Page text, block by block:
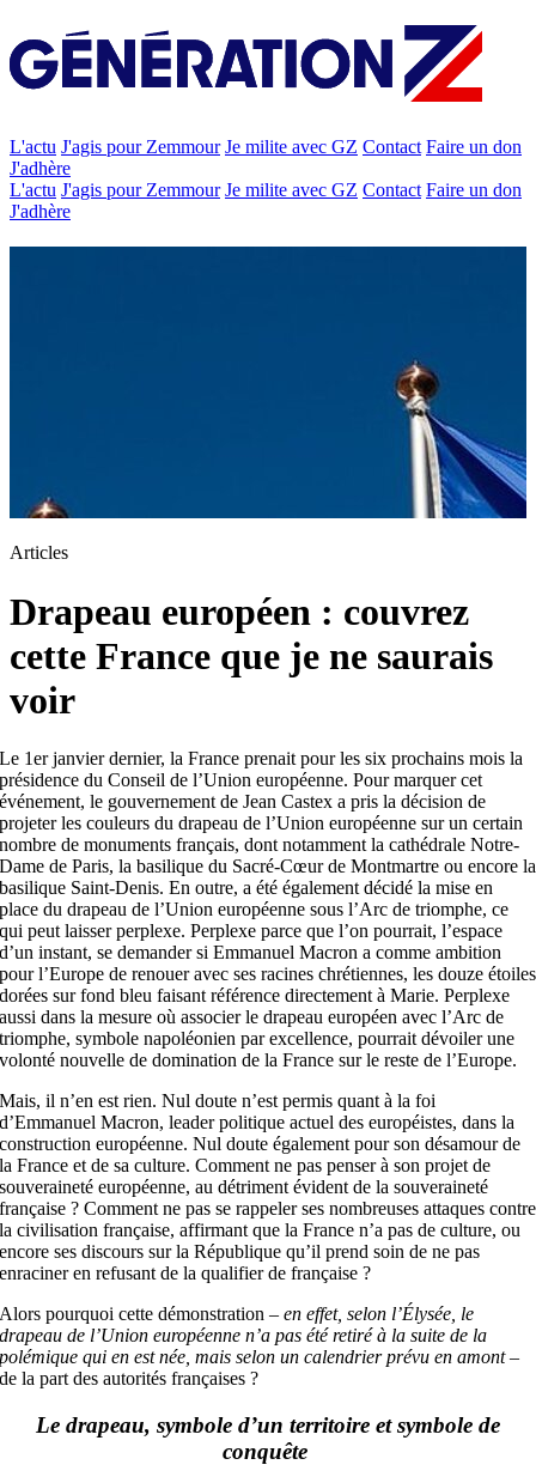
L'actu J'agis pour Zemmour Je milite avec GZ Contact Faire un don
J'adhère
L'actu J'agis pour Zemmour Je milite avec GZ Contact Faire un don
J'adhère
Articles
Drapeau européen : couvrez
cette France que je ne saurais
voir
Le 1erjanvier dernier, la France prenait pour les six prochains mois la
présidence du Conseil de l’Union européenne. Pour marquer cet
événement, le gouvernement de Jean Castex a pris la décision de
projeter les couleurs du drapeau de l’Union européenne sur un certain
nombre de monuments français, dont notamment la cathédrale Notre-
Dame de Paris, la basilique du Sacré-Cœur de Montmartre ou encore la
basilique Saint-Denis. En outre, a été également décidé la mise en
place du drapeau de l’Union européenne sous l’Arc de triomphe, ce
qui peut laisser perplexe. Perplexe parce que l’on pourrait, l’espace
d’un instant, se demander si Emmanuel Macron a comme ambition
pour l’Europe de renouer avec ses racines chrétiennes, les douze étoiles
dorées sur fond bleu faisant référence directement à Marie. Perplexe
aussi dans la mesure où associer le drapeau européen avec l’Arc de
triomphe, symbole napoléonien par excellence, pourrait dévoiler une
volonté nouvelle de domination de la France sur le reste de l’Europe.
Mais, il n’en est rien. Nul doute n’est permis quant à la foi
d’Emmanuel Macron, leader politique actuel des européistes, dans la
construction européenne. Nul doute également pour son désamour de
la France et de sa culture. Comment ne pas penser à son projet de
souveraineté européenne, au détriment évident de la souveraineté
française ? Comment ne pas se rappeler ses nombreuses attaques contre
la civilisation française, affirmant que la France n’a pas de culture, ou
encore ses discours sur la République qu’il prend soin de ne pas
enraciner en refusant de la qualifier de française ?
Alors pourquoi cette démonstration –en effet, selon l’Élysée, le
drapeau de l’Union européenne n’a pas été retiré à la suite de la
polémique qui en est née, mais selon un calendrier prévu en amont–
de la part des autorités françaises ?
Le drapeau, symbole d’un territoire et symbole de
conquête